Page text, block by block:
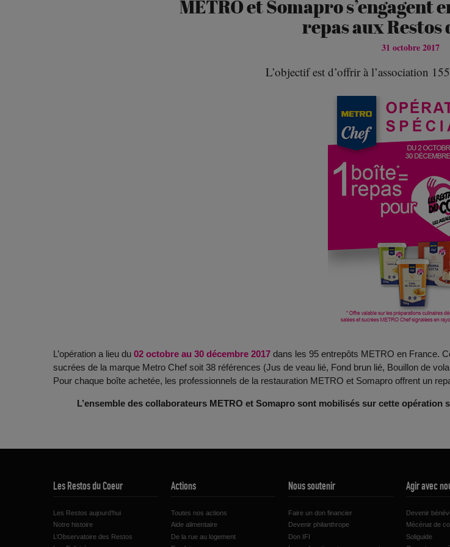
METRO et Somapro
repas aux
31 octobre 2017
L’objectif est d’offrir à l’association
L’opération a lieu du 02 octobre au 30 décembre 2017 dans les 95 entrepôts METRO en France.
sucrées de la marque Metro Chef soit 38 références (Jus de veau lié, Fond brun lié, Bouillon de
Pour chaque boîte achetée, les professionnels de la restauration METRO et Somapro offrent un
L’ensemble des collaborateurs METRO et Somapro sont mobilisés sur cette
Les Restos du Coeur
Les Restos aujourd’hui
Notre histoire
L’Observatoire des Restos
Actions
Toutes nos actions
Aide alimentaire
De la rue au logement
Nous soutenir
Faire un don financier
Devenir philanthrope
Don IFI
Agir avec
Devenir
Mécénat de
Soliguide